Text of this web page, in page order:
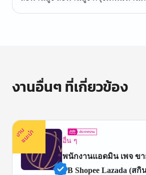
งานอื่นๆ ที่เกี่ยวข้อง
ง
า
น
แ
น
ะ
นำ อื่น ๆ
พนักงานแอดมิน เพจ ข
FB Shopee Lazada (ส